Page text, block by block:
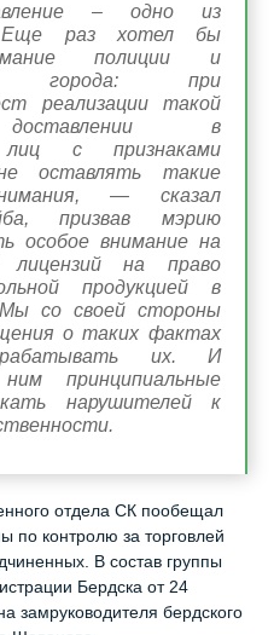
– одно из
Еще раз хотел бы
полиции и
города: при
реализации такой
в
лиц с признаками
оставлять такие
— сказал
призвав мэрию
особое внимание на
лицензий на право
продукцией в
со своей стороны
о таких фактах
их. И
принципиальные
нарушителей к
отдела СК пообещал
по контролю за торговлей
В состав группы
Бердска от 24
замруководителя бердского